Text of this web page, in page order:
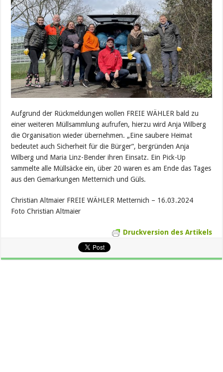
Aufgrund der Rückmeldungen wollen FREIE WÄHLER bald zu
einer weiteren Müllsammlung aufrufen, hierzu wird Anja Wilberg
die Organisation wieder übernehmen. „Eine saubere Heimat
bedeutet auch Sicherheit für die Bürger“, bergründen Anja
Wilberg und Maria Linz-Bender ihren Einsatz. Ein Pick-Up
sammelte alle Müllsäcke ein, über 20 waren es am Ende das Tages
aus den Gemarkungen Metternich und Güls.
Christian Altmaier FREIE WÄHLER Metternich – 16.03.2024
Foto Christian Altmaier
Druckversion des Artikels